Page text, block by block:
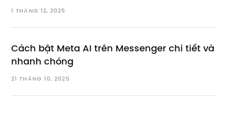
1 THÁNG 12, 2025
Cách bật Meta AI trên Messenger chi tiết và
nhanh chóng
21 THÁNG 10, 2025